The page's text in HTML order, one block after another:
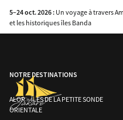
5–24 oct. 2026 : Un voyage à travers
et les historiques îles Banda
Découvrez la biodiversité unique
aux requins-baleines, et participez
NOTRE DESTINATIONS
ALOR – ÎLES DE LA PETITE SONDE
ORIENTALE